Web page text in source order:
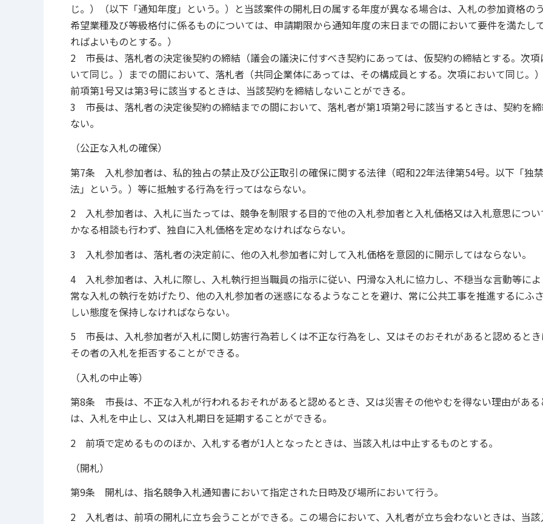
じ。）（以下「通知年度」という。）と当該案件の開札日の属する年度が異なる場合は、入札の参加資格の
希望業種及び等級格付に係るものについては、申請期限から通知年度の末日までの間において要件を満たし
ればよいものとする。）
2 市長は、落札者の決定後契約の締結（議会の議決に付すべき契約にあっては、仮契約の締結とする。次項
いて同じ。）までの間において、落札者（共同企業体にあっては、その構成員とする。次項において同じ。
前項第1号又は第3号に該当するときは、当該契約を締結しないことができる。
3 市長は、落札者の決定後契約の締結までの間において、落札者が第1項第2号に該当するときは、契約を
ない。
（公正な入札の確保）
第7条 入札参加者は、私的独占の禁止及び公正取引の確保に関する法律（昭和22年法律第54号。以下「独禁
法」という。）等に抵触する行為を行ってはならない。
2 入札参加者は、入札に当たっては、競争を制限する目的で他の入札参加者と入札価格又は入札意思につい
かなる相談も行わず、独自に入札価格を定めなければならない。
3 入札参加者は、落札者の決定前に、他の入札参加者に対して入札価格を意図的に開示してはならない。
4 入札参加者は、入札に際し、入札執行担当職員の指示に従い、円滑な入札に協力し、不穏当な言動等に
常な入札の執行を妨げたり、他の入札参加者の迷惑になるようなことを避け、常に公共工事を推進するにふ
しい態度を保持しなければならない。
5 市長は、入札参加者が入札に関し妨害行為若しくは不正な行為をし、又はそのおそれがあると認めるとき
その者の入札を拒否することができる。
（入札の中止等）
第8条 市長は、不正な入札が行われるおそれがあると認めるとき、又は災害その他やむを得ない理由がある
は、入札を中止し、又は入札期日を延期することができる。
2 前項で定めるもののほか、入札する者が1人となったときは、当該入札は中止するものとする。
（開札）
第9条 開札は、指名競争入札通知書において指定された日時及び場所において行う。
2 入札者は、前項の開札に立ち会うことができる。この場合において、入札者が立ち会わないときは、当該